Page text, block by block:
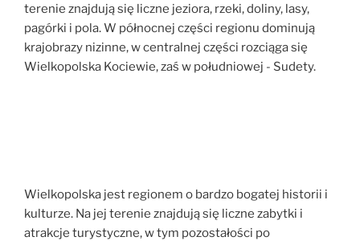
terenie znajdują się liczne jeziora, rzeki, doliny, lasy,
pagórki i pola. W północnej części regionu dominują
krajobrazy nizinne, w centralnej części rozciąga się
Wielkopolska Kociewie, zaś w południowej - Sudety.
Wielkopolska jest regionem o bardzo bogatej historii i
kulturze. Na jej terenie znajdują się liczne zabytki i
atrakcje turystyczne, w tym pozostałości po